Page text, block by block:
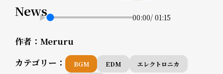
00:00/01:15
News
作者： Meruru
カテゴリー：
BGM EDM エレクトロニカ